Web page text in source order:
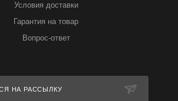
Условия доставки
Гарантия на товар
Вопрос-ответ
НА РАССЫЛКУ